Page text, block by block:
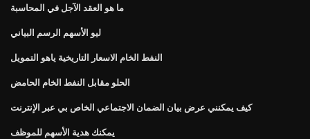
ما هو العقد الآجل في المحاسبة
ليو الأسهم الرسم البياني
النفط الخام الاسعار التاريخية ياهو التمويل
الحلو مقابل النفط الخام الحامض
كيف يمكنني عرض بيان الضمان الاجتماعي الخاص بي عبر الإنترنت
يمكنك هدية الأسهم للموظف